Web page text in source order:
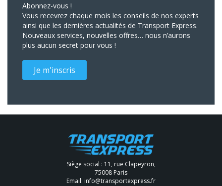
Abonnez-vous !
Vous recevrez chaque mois les conseils de nos experts
ainsi que les dernières actualités de Transport Express.
Nouveaux services, nouvelles offres… nous n’aurons
plus aucun secret pour vous !
Je m'inscris
Siège social : 11, rue Clapeyron,
75008 Paris
Email: info@transportexpress.fr